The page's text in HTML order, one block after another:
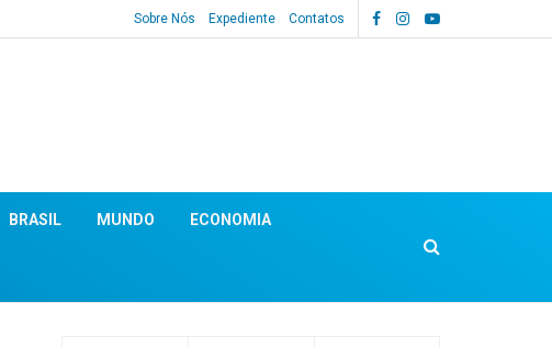
Sobre Nós Expediente Contatos
BRASIL MUNDO ECONOMIA